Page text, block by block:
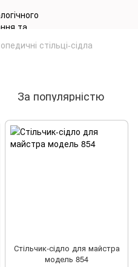
стільці-сідла
За популярністю
Стільчик-сідло для майстра
модель 854